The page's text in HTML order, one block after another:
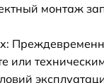
монтаж
или